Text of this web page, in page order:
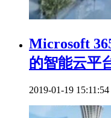
Microsoft
的智能云平
2019-01-19 15:11:54